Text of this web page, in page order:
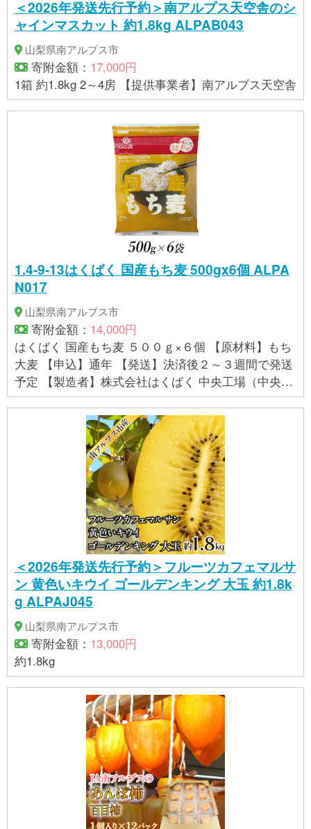
＜2026年発送先行予約＞南アルプス天空舎のシ
ャインマスカット 約1.8kg ALPAB043
山梨県南アルプス市
寄附金額： 17,000円
1箱 約1.8kg 2～4房 【提供事業者】南アルプス天空舎
1.4-9-13はくばく 国産もち麦 500gx6個 ALPA
N017
山梨県南アルプス市
寄附金額： 14,000円
はくばく 国産もち麦 ５００ｇ×６個 【原材料】もち
大麦 【申込】通年 【発送】決済後２～３週間で発送
予定 【製造者】株式会社はくばく 中央工場（中央市
との共通返礼品） 【提供事業者】有限会社マルヤマ
＜2026年発送先行予約＞フルーツカフェマルサ
ン 黄色いキウイ ゴールデンキング 大玉 約1.8k
g ALPAJ045
山梨県南アルプス市
寄附金額： 13,000円
約1.8kg